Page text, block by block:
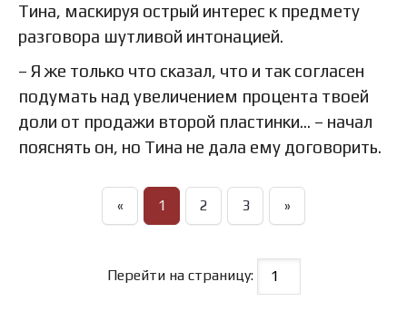
Тина, маскируя острый интерес к предмету
разговора шутливой интонацией.
– Я же только что сказал, что и так согласен
подумать над увеличением процента твоей
доли от продажи второй пластинки… – начал
пояснять он, но Тина не дала ему договорить.
« 1 2 3 »
Перейти на страницу: